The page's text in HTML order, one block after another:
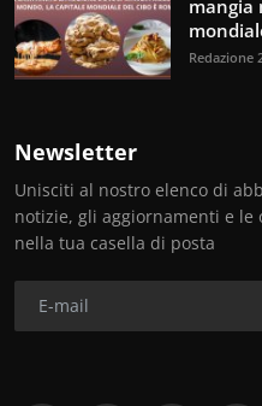
mangia
Redazione
Newsletter
Unisciti al nostro elenco di
notizie, gli aggiornamenti e
nella tua casella di posta